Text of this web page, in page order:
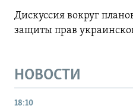
Дискуссия вокруг
защиты прав
НОВОСТИ
18:10